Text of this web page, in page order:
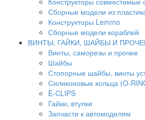
Сборные модели из
Конструкторы Lemmo
Сборные модели кораблей
ВИНТЫ, ГАЙКИ, ШАЙБЫ И
Винты, саморезы и прочее
Шайбы
Стопорные шайбы, винты
Силиконовые кольца (O-
E-CLIPS
Гайки, втулки
Запчасти к автомоделям